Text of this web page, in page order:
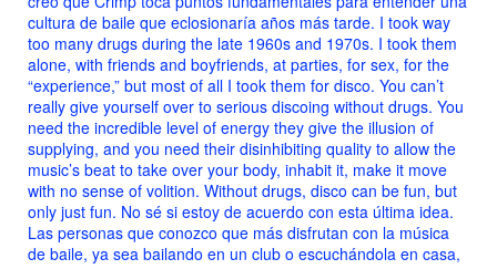
cultura de baile que eclosionaría años más tarde. I took way
too many drugs during the late 1960s and 1970s. I took them
alone, with friends and boyfriends, at parties, for sex, for the
“experience,” but most of all I took them for disco. You can’t
really give yourself over to serious discoing without drugs. You
need the incredible level of energy they give the illusion of
supplying, and you need their disinhibiting quality to allow the
music’s beat to take over your body, inhabit it, make it move
with no sense of volition. Without drugs, disco can be fun, but
only just fun. No sé si estoy de acuerdo con esta última idea.
Las personas que conozco que más disfrutan con la música
de baile, ya sea bailando en un club o escuchándola en casa,